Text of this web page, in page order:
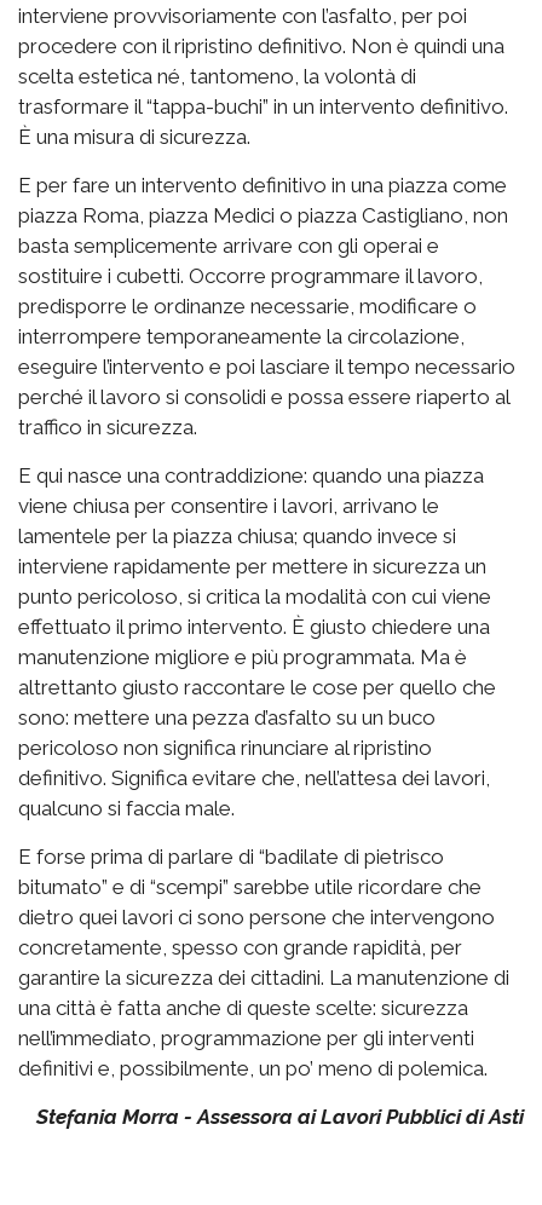
interviene provvisoriamente con l’asfalto, per poi
procedere con il ripristino definitivo. Non è quindi una
scelta estetica né, tantomeno, la volontà di
trasformare il “tappa-buchi” in un intervento definitivo.
È una misura di sicurezza.
E per fare un intervento definitivo in una piazza come
piazza Roma, piazza Medici o piazza Castigliano, non
basta semplicemente arrivare con gli operai e
sostituire i cubetti. Occorre programmare il lavoro,
predisporre le ordinanze necessarie, modificare o
interrompere temporaneamente la circolazione,
eseguire l’intervento e poi lasciare il tempo necessario
perché il lavoro si consolidi e possa essere riaperto al
traffico in sicurezza.
E qui nasce una contraddizione: quando una piazza
viene chiusa per consentire i lavori, arrivano le
lamentele per la piazza chiusa; quando invece si
interviene rapidamente per mettere in sicurezza un
punto pericoloso, si critica la modalità con cui viene
effettuato il primo intervento. È giusto chiedere una
manutenzione migliore e più programmata. Ma è
altrettanto giusto raccontare le cose per quello che
sono: mettere una pezza d’asfalto su un buco
pericoloso non significa rinunciare al ripristino
definitivo. Significa evitare che, nell’attesa dei lavori,
qualcuno si faccia male.
E forse prima di parlare di “badilate di pietrisco
bitumato” e di “scempi” sarebbe utile ricordare che
dietro quei lavori ci sono persone che intervengono
concretamente, spesso con grande rapidità, per
garantire la sicurezza dei cittadini. La manutenzione di
una città è fatta anche di queste scelte: sicurezza
nell’immediato, programmazione per gli interventi
definitivi e, possibilmente, un po’ meno di polemica.
Stefania Morra - Assessora ai Lavori Pubblici di Asti